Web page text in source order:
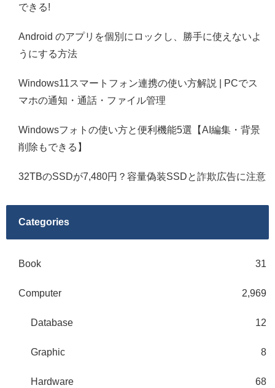
できる!
Android のアプリを個別にロックし、勝手に使えないよ
うにする方法
Windows11スマートフォン連携の使い方解説 | PCでス
マホの通知・通話・ファイル管理
Windowsフォトの使い方と便利機能5選【AI編集・背景
削除もできる】
32TBのSSDが7,480円？容量偽装SSDと詐欺広告に注意
Categories
Book 31
Computer 2,969
Database 12
Graphic 8
Hardware 68